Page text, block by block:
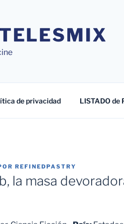
de privacidad LISTADO de
REFINEDPASTRY
la masa